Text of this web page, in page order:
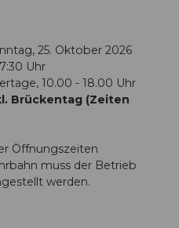
25. Oktober 2026
Uhr
10.00 - 18.00 Uhr
Brückentag (Zeiten
Öffnungszeiten
muss der Betrieb
werden.